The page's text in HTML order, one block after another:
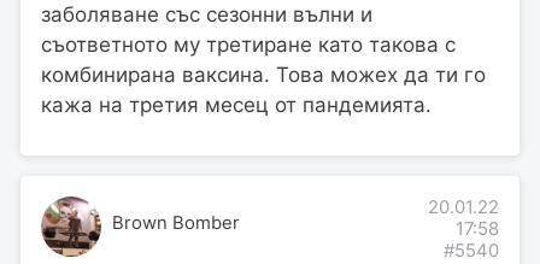
заболяване със сезонни вълни и
съответното му третиране като такова с
комбинирана ваксина. Това можех да ти го
кажа на третия месец от пандемията.
Brown Bomber
20.01.22
17:58
#5540